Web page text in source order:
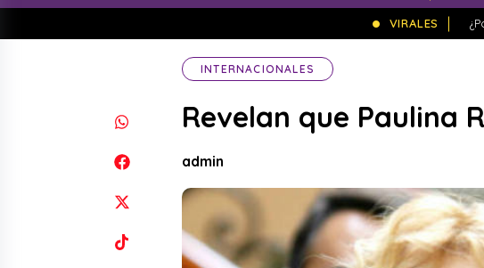
VIRALES
INTERNACIONALES
Revelan que Paulina
admin